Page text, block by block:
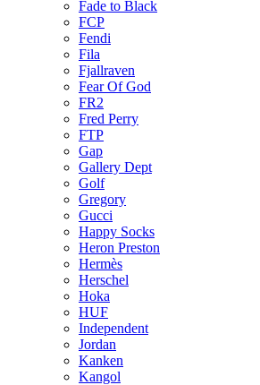
Fade to Black
FCP
Fendi
Fila
Fjallraven
Fear Of God
FR2
Fred Perry
FTP
Gap
Gallery Dept
Golf
Gregory
Gucci
Happy Socks
Heron Preston
Hermès
Hersсhel
Hoka
HUF
Independent
Jordan
Kanken
Kangol